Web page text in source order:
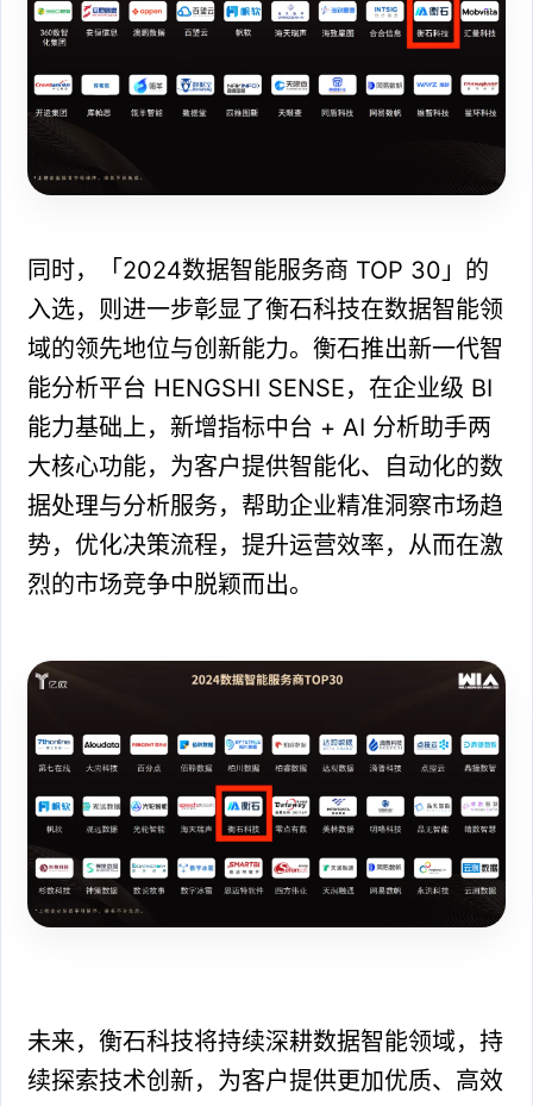
同时，「2024数据智能服务商 TOP 30」的
入选，则进一步彰显了衡石科技在数据智能领
域的领先地位与创新能力。衡⽯推出新⼀代智
能分析平台 HENGSHI SENSE，在企业级 BI
能⼒基础上，新增指标中台 + AI 分析助⼿两
⼤核⼼功能，为客户提供智能化、自动化的数
据处理与分析服务，帮助企业精准洞察市场趋
势，优化决策流程，提升运营效率，从而在激
烈的市场竞争中脱颖而出。
未来，衡石科技将持续深耕数据智能领域，持
续探索技术创新，为客户提供更加优质、高效